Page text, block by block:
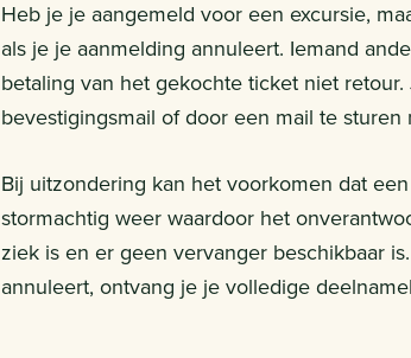
Heb je je aangemeld voor een excursie,
als je je aanmelding annuleert. Iemand
betaling van het gekochte ticket niet
bevestigingsmail of door een mail te sturen
Bij uitzondering kan het voorkomen dat
stormachtig weer waardoor het
ziek is en er geen vervanger beschikbaar
annuleert, ontvang je je volledige